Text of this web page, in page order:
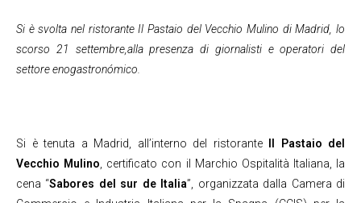
Si è svolta nel ristorante Il Pastaio del Vecchio Mulino di Madrid, lo
scorso 21 settembre,alla presenza di giornalisti e operatori del
settore enogastronómico.
Si è tenuta a Madrid, all’interno del ristorante Il Pastaio del
Vecchio Mulino , certificato con il Marchio Ospitalità Italiana, la
cena “Sabores del sur de Italia”, organizzata dalla Camera di